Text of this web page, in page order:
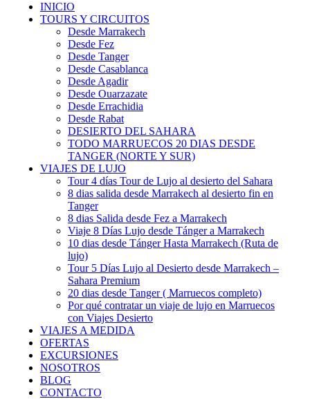
INICIO
TOURS Y CIRCUITOS
Desde Marrakech
Desde Fez
Desde Tanger
Desde Casablanca
Desde Agadir
Desde Ouarzazate
Desde Errachidia
Desde Rabat
DESIERTO DEL SAHARA
TODO MARRUECOS 20 DIAS DESDE
TANGER (NORTE Y SUR)
VIAJES DE LUJO
Tour 4 días Tour de Lujo al desierto del Sahara
8 dias salida desde Marrakech al desierto fin en
Tanger
8 dias Salida desde Fez a Marrakech
Viaje 8 Días Lujo desde Tánger a Marrakech
10 dias desde Tánger Hasta Marrakech (Ruta de
lujo)
Tour 5 Días Lujo al Desierto desde Marrakech –
Sahara Premium
20 dias desde Tanger ( Marruecos completo)
Por qué contratar un viaje de lujo en Marruecos
con Viajes Desierto
VIAJES A MEDIDA
OFERTAS
EXCURSIONES
NOSOTROS
BLOG
CONTACTO